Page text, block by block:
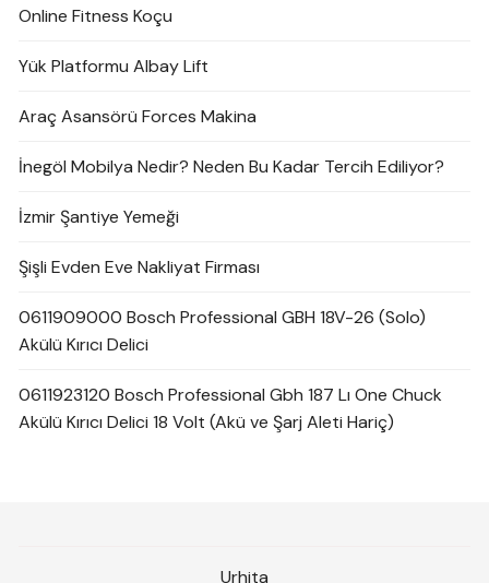
Online Fitness Koçu
Yük Platformu Albay Lift
Araç Asansörü Forces Makina
İnegöl Mobilya Nedir? Neden Bu Kadar Tercih Ediliyor?
İzmir Şantiye Yemeği
Şişli Evden Eve Nakliyat Firması
0611909000 Bosch Professional GBH 18V-26 (Solo)
Akülü Kırıcı Delici
0611923120 Bosch Professional Gbh 187 Lı One Chuck
Akülü Kırıcı Delici 18 Volt (Akü ve Şarj Aleti Hariç)
Urhita